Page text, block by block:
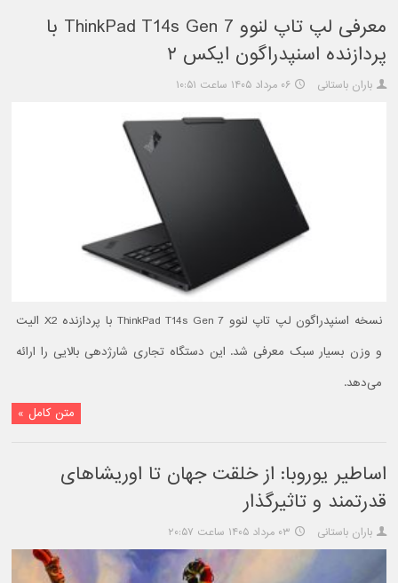
معرفی لپ تاپ لنوو ThinkPad T14s Gen 7 با
پردازنده اسنپدراگون ایکس ۲
باران باستانی ۰۶ مرداد ۱۴۰۵ ساعت ۱۰:۵۱
نسخه اسنپدراگون لپ تاپ لنوو ThinkPad T14s Gen 7 با پردازنده X2 الیت
و وزن بسیار سبک معرفی شد. این دستگاه تجاری شارژدهی بالایی را ارائه
می‌دهد.
متن کامل »
اساطیر یوروبا: از خلقت جهان تا اوریشاهای
قدرتمند و تاثیرگذار
باران باستانی ۰۳ مرداد ۱۴۰۵ ساعت ۲۰:۵۷